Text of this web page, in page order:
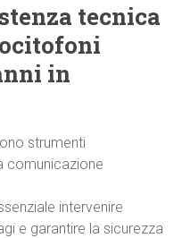
tecnica
in
strumenti
comunicazione
intervenire
e garantire la sicurezza